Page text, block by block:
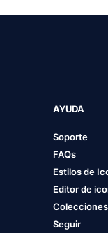
AYUDA
Soporte
FAQs
Estilos de
Editor de
Seguir